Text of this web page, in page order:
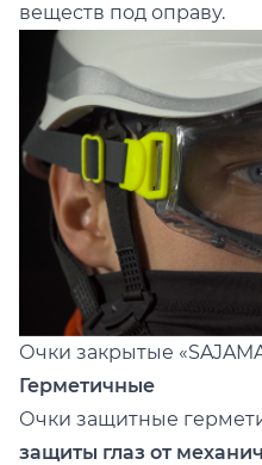
веществ под оправу.
Очки закрытые
Герметичные
Очки защитные
защиты глаз от